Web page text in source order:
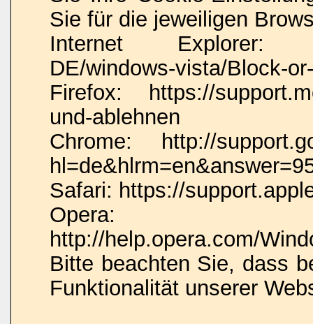
Sie für die jeweiligen
Internet Explorer:
DE/windows-vista/Block-
Firefox: https://
und-ablehnen
Chrome: http://
Safari: https://
Opera:
http://help.opera.com/
Bitte beachten Sie, dass
Funktionalität unserer